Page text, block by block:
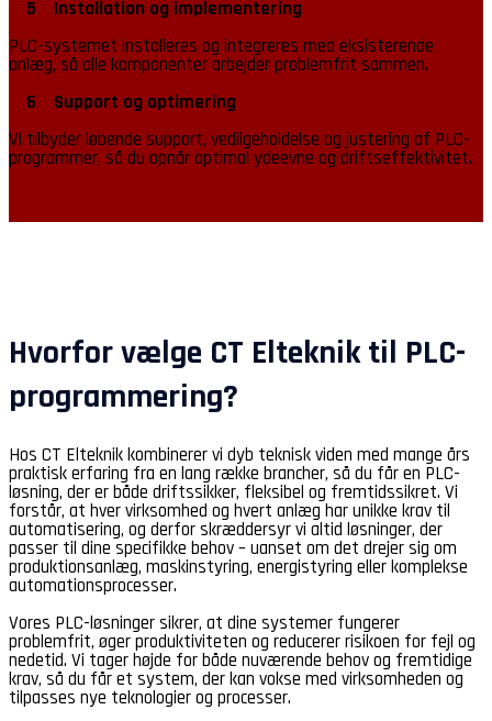
5 Installation og implementering
PLC-systemet installeres og integreres med eksisterende
anlæg, så alle komponenter arbejder problemfrit sammen.
6 Support og optimering
Vi tilbyder løbende support, vedligeholdelse og justering af PLC-
programmer, så du opnår optimal ydeevne og driftseffektivitet.
Hvorfor vælge CT Elteknik til PLC-
programmering?
Hos CT Elteknik kombinerer vi dyb teknisk viden med mange års
praktisk erfaring fra en lang række brancher, så du får en PLC-
løsning, der er både driftssikker, fleksibel og fremtidssikret. Vi
forstår, at hver virksomhed og hvert anlæg har unikke krav til
automatisering, og derfor skræddersyr vi altid løsninger, der
passer til dine specifikke behov – uanset om det drejer sig om
produktionsanlæg, maskinstyring, energistyring eller komplekse
automationsprocesser.
Vores PLC-løsninger sikrer, at dine systemer fungerer
problemfrit, øger produktiviteten og reducerer risikoen for fejl og
nedetid. Vi tager højde for både nuværende behov og fremtidige
krav, så du får et system, der kan vokse med virksomheden og
tilpasses nye teknologier og processer.